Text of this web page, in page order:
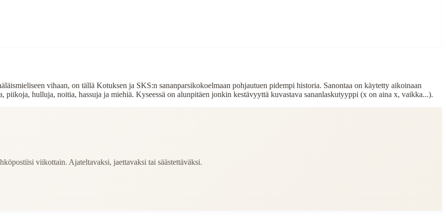
vihaan, on tällä Kotuksen ja SKS:n sananparsikokoelmaan pohjautuen pidempi historia. Sanontaa on käytetty aikoinaan
piikoja, hulluja, noitia, hassuja ja miehiä. Kyseessä on alunpitäen jonkin kestävyyttä kuvastava sananlaskutyyppi (x on aina x, vaikka...).
viikottain. Ajateltavaksi, jaettavaksi tai säästettäväksi.